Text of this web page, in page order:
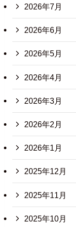
2026年7月
2026年6月
2026年5月
2026年4月
2026年3月
2026年2月
2026年1月
2025年12月
2025年11月
2025年10月